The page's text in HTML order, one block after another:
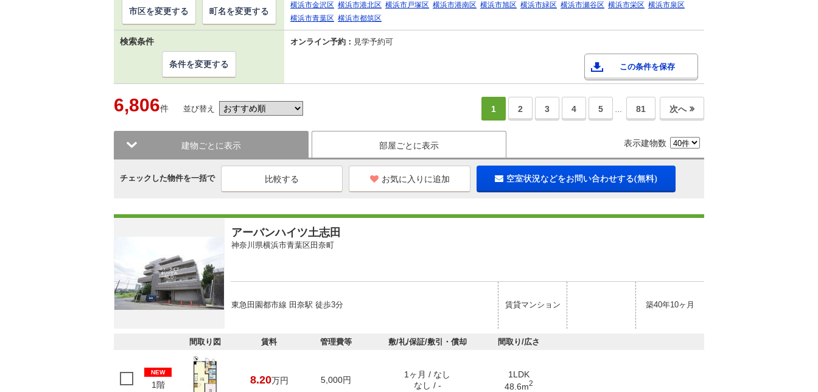
横浜市金沢区 横浜市港北区 横浜市戸塚区 横浜市港南区 横浜市旭区 横浜市緑区 横浜市瀬谷区 横浜市栄区 横浜市泉区
横浜市青葉区 横浜市都筑区
市区を変更する 町名を変更する
検索条件 オンライン予約： 見学予約可
この条件を保存
条件を変更する
6,806件 並び替え 1 2 3 4 5 … 81 次へ
建物ごとに表示 部屋ごとに表示 表示建物数
チェックした物件を一括で お気に入りに追加 空室状況などをお問い合わせする(無料)
アーバンハイツ土志田
神奈川県横浜市青葉区田奈町
東急田園都市線 田奈駅 徒歩3分 賃貸マンション 築40年10ヶ月
間取り図 賃料 管理費等 敷/礼/保証/敷引・償却 間取り/広さ
NEW
1階 8.20万円 5,000円
1ヶ月 / なし
なし / -
1LDK
48.6m2